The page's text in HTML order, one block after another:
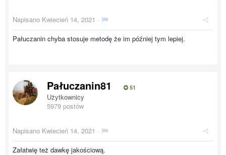
Napisano Kwiecień 14, 2021 ·
Pałuczanin chyba stosuje metodę że im później tym lepiej.
Pałuczanin81 51
Użytkownicy
5979 postów
Napisano Kwiecień 14, 2021 ·
Załatwię też dawkę jakościową.